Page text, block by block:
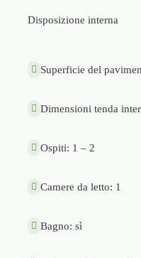
Disposizione interna
Superficie del
Dimensioni tenda
Ospiti: 1 – 2
Camere da letto: 1
Bagno: sì